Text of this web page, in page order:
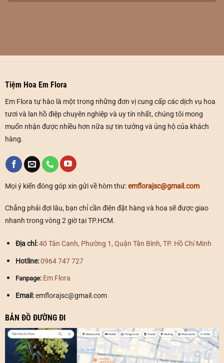
Tiệm Hoa Em Flora
Em Flora tự hào là một trong những đơn vị cung cấp các dịch vụ hoa
tươi và lan hồ điệp chuyên nghiệp và uy tín nhất, chúng tôi mong
muốn nhận được nhiều hơn nữa sự tin tưởng và ủng hộ của khách
hàng.
Mọi ý kiến đóng góp xin gửi về hòm thư:emflorajsc@gmail.com
Chẳng phải đợi lâu, bạn chỉ cần điện đặt hàng và hoa sẽ được giao
nhanh trong vòng 2 giờ tại TP.HCM.
Địa chỉ: 40 Tân Canh, Phường 1, Quận Tân Bình, TP. Hồ Chí Minh
Hotline: 0964 747 727
Fanpage: Em Flora
Email:emflorajsc@gmail.com
BẢN ĐỒ ĐƯỜNG ĐI